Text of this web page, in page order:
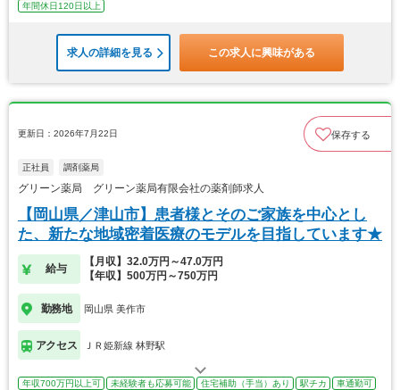
年間休日120日以上
求人の詳細を見る この求人に興味がある
更新日：2026年7月22日 保存する
正社員 調剤薬局
グリーン薬局 グリーン薬局有限会社の薬剤師求人
【岡山県／津山市】患者様とそのご家族を中心とし
た、新たな地域密着医療のモデルを目指しています★
給与
【月収】32.0万円～47.0万円
【年収】500万円～750万円
勤務地 岡山県 美作市
アクセス ＪＲ姫新線 林野駅
年収700万円以上可 未経験者も応募可能 住宅補助（手当）あり 駅チカ
車通勤可